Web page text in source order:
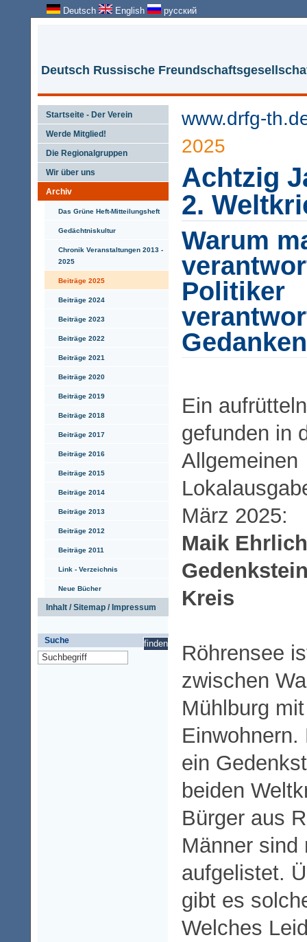
Deutsch English русский
Deutsch Russische
Startseite - Der Verein
Werde Mitglied!
Die Regionalgruppen
Wir über uns
Archiv
Das Grüne Heft-Mitteilungsheft
Gedächtniskultur
Chronik Veranstaltungen 2013 -
2025
Beiträge 2025
Beiträge 2024
Beiträge 2023
Beiträge 2022
Beiträge 2021
Beiträge 2020
Beiträge 2019
Beiträge 2018
Beiträge 2017
Beiträge 2016
Beiträge 2015
Beiträge 2014
Beiträge 2013
Beiträge 2012
Beiträge 2011
Link - Verzeichnis
Neue Bücher
Inhalt / Sitemap / Impressum
Suche
www.drfg-
2025
Achtzig
2.
Warum
Politiker
Ein
gefunden in
Allgemeinen
März 2025:
Maik
Kreis
Röhrensee
zwischen
Mühlburg
ein
beiden
Bürger aus
Männer sind
aufgelistet.
gibt es
Welches